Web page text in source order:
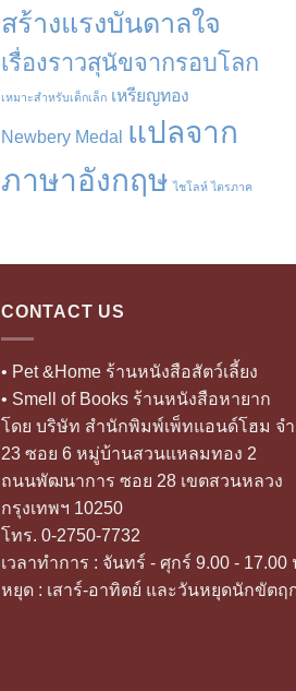
สร้างแรงบันดาลใจ
เรื่องราวสุนัขจากรอบโลก
เหมาะสำหรับเด็กเล็ก เหรียญทอง
Newbery Medal
แปลจาก
ภาษาอังกฤษ ไชโลห์ ไตรภาค
CONTACT US
• Pet &Home ร้านหนังสือสัตว์เลี้ยง
• Smell of Books ร้านหนังสือหายาก
โดย บริษัท สำนักพิมพ์เพ็ทแอนด์โฮม จ
23 ซอย 6 หมู่บ้านสวนแหลมทอง 2
ถนนพัฒนาการ ซอย 28 เขตสวนหลวง
กรุงเทพฯ 10250
โทร. 0-2750-7732
เวลาทำการ : จันทร์ - ศุกร์ 9.00 - 17.00
หยุด : เสาร์-อาทิตย์ และวันหยุดนักขัตฤ